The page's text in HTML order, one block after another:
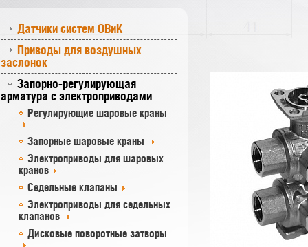
Датчики систем ОВиК
Приводы для воздушных
заслонок
Запорно-регулирующая
арматура с электроприводами
Регулирующие шаровые краны
Запорные шаровые краны
Электроприводы для шаровых
кранов
Седельные клапаны
Электроприводы для седельных
клапанов
Дисковые поворотные затворы